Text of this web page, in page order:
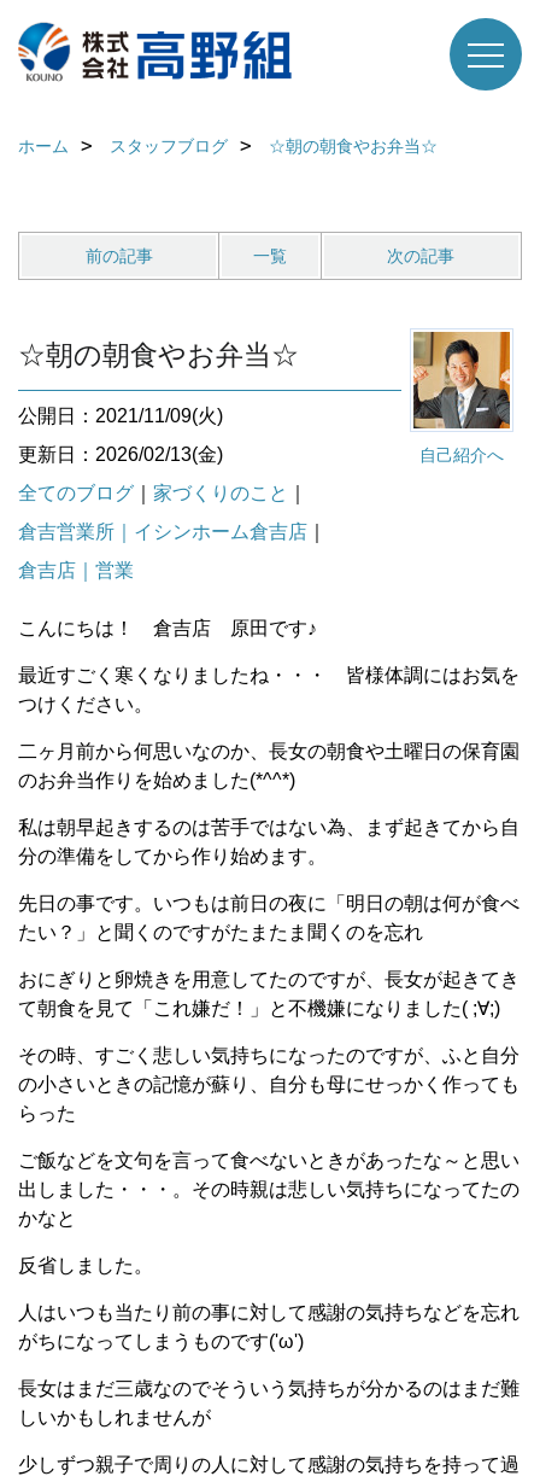
ホーム スタッフブログ ☆朝の朝食やお弁当☆
前の記事 一覧 次の記事
自己紹介へ
☆朝の朝食やお弁当☆
公開日：2021/11/09(火)
更新日：2026/02/13(金)
全てのブログ
家づくりのこと
倉吉営業所｜イシンホーム倉吉店
倉吉店｜営業
こんにちは！ 倉吉店 原田です♪
最近すごく寒くなりましたね・・・ 皆様体調にはお気を
つけください。
二ヶ月前から何思いなのか、長女の朝食や土曜日の保育園
のお弁当作りを始めました(*^^*)
私は朝早起きするのは苦手ではない為、まず起きてから自
分の準備をしてから作り始めます。
先日の事です。いつもは前日の夜に「明日の朝は何が食べ
たい？」と聞くのですがたまたま聞くのを忘れ
おにぎりと卵焼きを用意してたのですが、長女が起きてき
て朝食を見て「これ嫌だ！」と不機嫌になりました( ;∀;)
その時、すごく悲しい気持ちになったのですが、ふと自分
の小さいときの記憶が蘇り、自分も母にせっかく作っても
らった
ご飯などを文句を言って食べないときがあったな～と思い
出しました・・・。その時親は悲しい気持ちになってたの
かなと
反省しました。
人はいつも当たり前の事に対して感謝の気持ちなどを忘れ
がちになってしまうものです('ω')
長女はまだ三歳なのでそういう気持ちが分かるのはまだ難
しいかもしれませんが
少しずつ親子で周りの人に対して感謝の気持ちを持って過